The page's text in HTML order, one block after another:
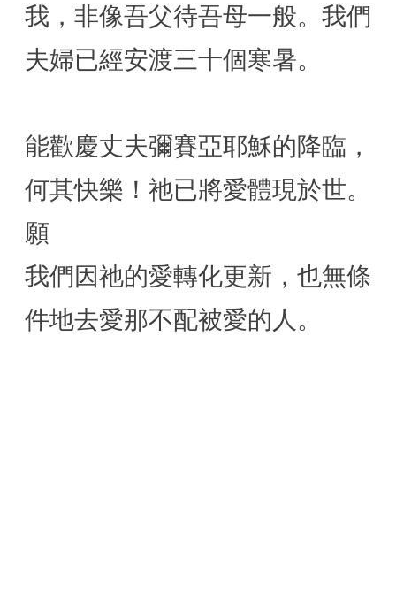
我，非像吾父待吾母一般。我們
夫婦已經安渡三十個寒暑。
能歡慶丈夫彌賽亞耶穌的降臨，
何其快樂！祂已將愛體現於世。
願
我們因祂的愛轉化更新，也無條
件地去愛那不配被愛的人。